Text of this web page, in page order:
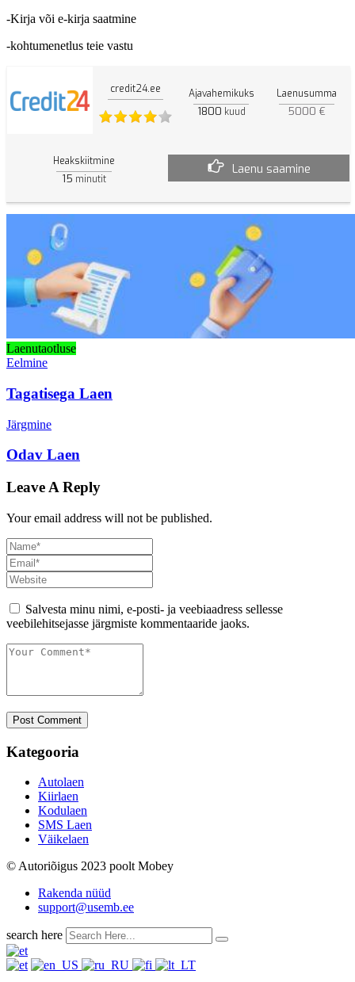
-Kirja või e-kirja saatmine
-kohtumenetlus teie vastu
credit24.ee Ajavahemikuks
1800 kuud
Laenusumma
5000 €
Heakskiitmine
15 minutit
Laenu saamine
Laenutaotluse
Eelmine
Tagatisega Laen
Järgmine
Odav Laen
Leave A Reply
Your email address will not be published.
Salvesta minu nimi, e-posti- ja veebiaadress sellesse
veebilehitsejasse järgmiste kommentaaride jaoks.
Post Comment
Kategooria
Autolaen
Kiirlaen
Kodulaen
SMS Laen
Väikelaen
© Autoriõigus 2023 poolt Mobey
Rakenda nüüd
support@usemb.ee
search here